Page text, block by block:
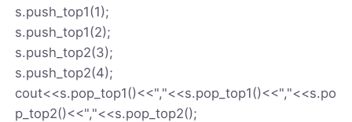
s.push_top1(1);
s.push_top1(2);
s.push_top2(3);
s.push_top2(4);
cout<<s.pop_top1()<<","<<s.pop_top1()<<","<<s.po
p_top2()<<","<<s.pop_top2();